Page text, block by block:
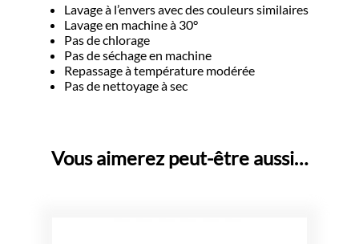
Lavage à l’envers avec des couleurs similaires
Lavage en machine à 30°
Pas de chlorage
Pas de séchage en machine
Repassage à température modérée
Pas de nettoyage à sec
Vous aimerez peut-être aussi…